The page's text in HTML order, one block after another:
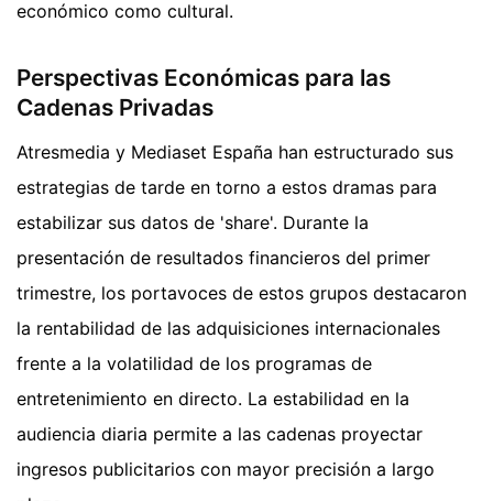
económico como cultural.
Perspectivas Económicas para las
Cadenas Privadas
Atresmedia y Mediaset España han estructurado sus
estrategias de tarde en torno a estos dramas para
estabilizar sus datos de 'share'. Durante la
presentación de resultados financieros del primer
trimestre, los portavoces de estos grupos destacaron
la rentabilidad de las adquisiciones internacionales
frente a la volatilidad de los programas de
entretenimiento en directo. La estabilidad en la
audiencia diaria permite a las cadenas proyectar
ingresos publicitarios con mayor precisión a largo